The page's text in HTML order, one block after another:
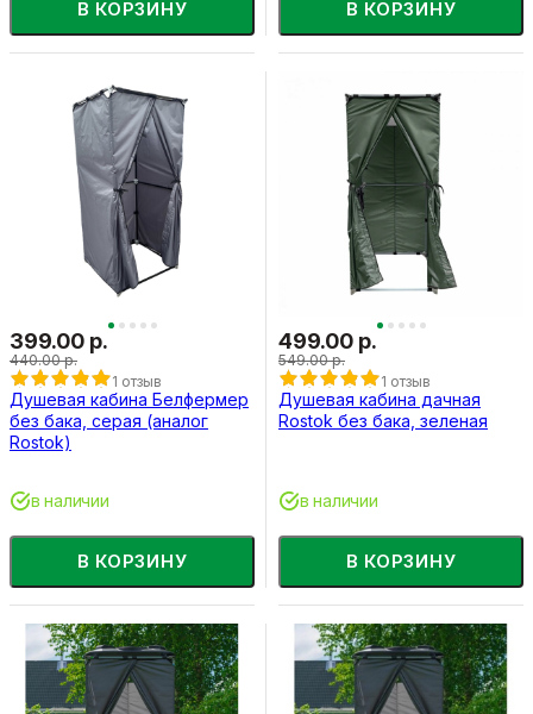
В КОРЗИНУ В КОРЗИНУ
399.00 р.
440.00 р.
1 отзыв
Душевая кабина Белфермер
без бака, серая (аналог
Rostok)
В КОРЗИНУ
в наличии
499.00 р.
549.00 р.
1 отзыв
Душевая кабина дачная
Rostok без бака, зеленая
В КОРЗИНУ
в наличии